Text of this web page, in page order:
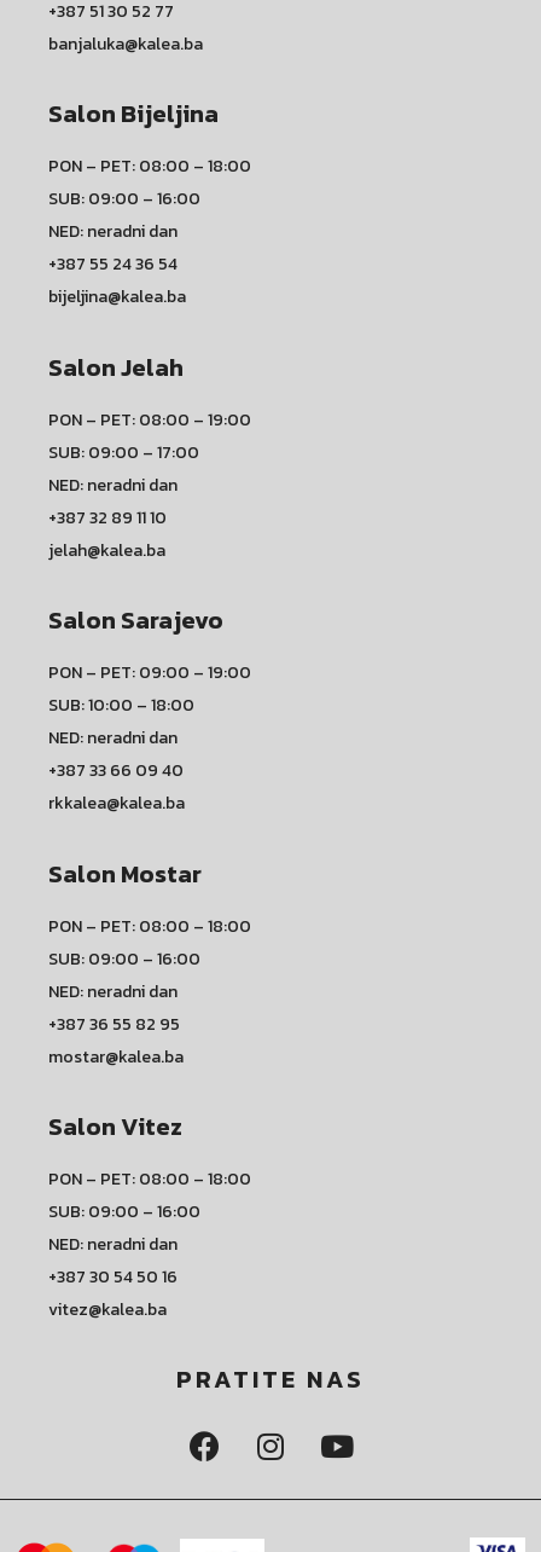
+387 51 30 52 77
banjaluka@kalea.ba
Salon Bijeljina
PON – PET: 08:00 – 18:00
SUB: 09:00 – 16:00
NED: neradni dan
+387 55 24 36 54
bijeljina@kalea.ba
Salon Jelah
PON – PET: 08:00 – 19:00
SUB: 09:00 – 17:00
NED: neradni dan
+387 32 89 11 10
jelah@kalea.ba
Salon Sarajevo
PON – PET: 09:00 – 19:00
SUB: 10:00 – 18:00
NED: neradni dan
+387 33 66 09 40
rkkalea@kalea.ba
Salon Mostar
PON – PET: 08:00 – 18:00
SUB: 09:00 – 16:00
NED: neradni dan
+387 36 55 82 95
mostar@kalea.ba
Salon Vitez
PON – PET: 08:00 – 18:00
SUB: 09:00 – 16:00
NED: neradni dan
+387 30 54 50 16
vitez@kalea.ba
PRATITE NAS